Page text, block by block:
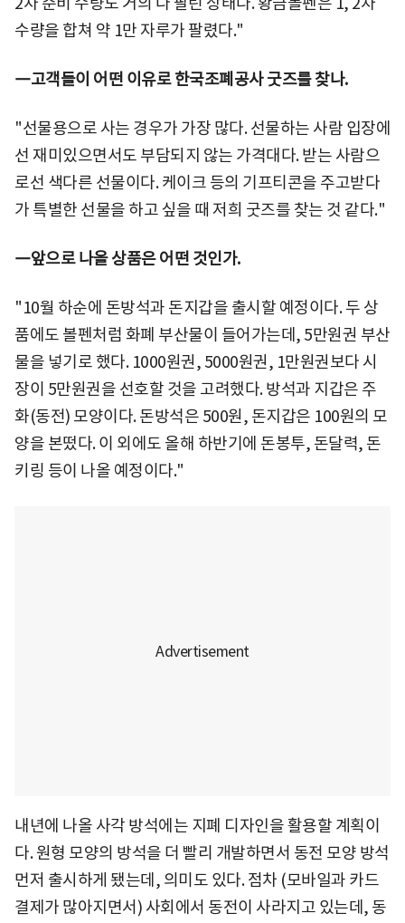
수량을 합쳐 약 1만 자루가 팔렸다."
―고객들이 어떤 이유로 한국조폐공사 굿즈를 찾나.
"선물용으로 사는 경우가 가장 많다. 선물하는 사람 입장에
선 재미있으면서도 부담되지 않는 가격대다. 받는 사람으
로선 색다른 선물이다. 케이크 등의 기프티콘을 주고받다
가 특별한 선물을 하고 싶을 때 저희 굿즈를 찾는 것 같다."
―앞으로 나올 상품은 어떤 것인가.
"10월 하순에 돈방석과 돈지갑을 출시할 예정이다. 두 상
품에도 볼펜처럼 화폐 부산물이 들어가는데, 5만원권 부산
물을 넣기로 했다. 1000원권, 5000원권, 1만원권보다 시
장이 5만원권을 선호할 것을 고려했다. 방석과 지갑은 주
화(동전) 모양이다. 돈방석은 500원, 돈지갑은 100원의 모
양을 본떴다. 이 외에도 올해 하반기에 돈봉투, 돈달력, 돈
키링 등이 나올 예정이다."
내년에 나올 사각 방석에는 지폐 디자인을 활용할 계획이
다. 원형 모양의 방석을 더 빨리 개발하면서 동전 모양 방석
먼저 출시하게 됐는데, 의미도 있다. 점차 (모바일과 카드
결제가 많아지면서) 사회에서 동전이 사라지고 있는데, 동